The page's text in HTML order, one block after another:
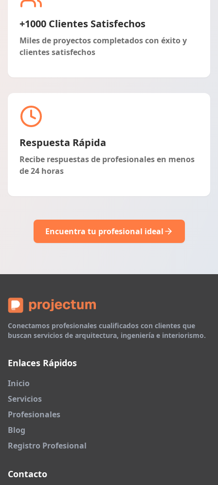
+1000 Clientes Satisfechos
Miles de proyectos completados con éxito y
clientes satisfechos
Respuesta Rápida
Recibe respuestas de profesionales en menos
de 24 horas
Encuentra tu profesional ideal
Conectamos profesionales cualificados con clientes que
buscan servicios de arquitectura, ingeniería e interiorismo.
Enlaces Rápidos
Inicio
Servicios
Profesionales
Blog
Registro Profesional
Contacto